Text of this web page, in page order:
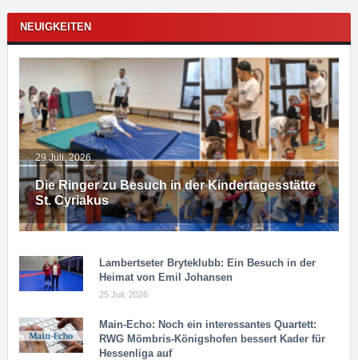
NEUIGKEITEN
Die Ringer zu Besuch in der Kindertagesstätte
St. Cyriakus
29 Juli, 2026
Lambertseter Bryteklubb: Ein Besuch in der
Heimat von Emil Johansen
25 Juli, 2026
Main-Echo: Noch ein in­ter­es­san­tes Quar­tett:
RWG Möm­b­ris-Kö­n­igs­ho­fen bessert Kader für
Hessenliga auf